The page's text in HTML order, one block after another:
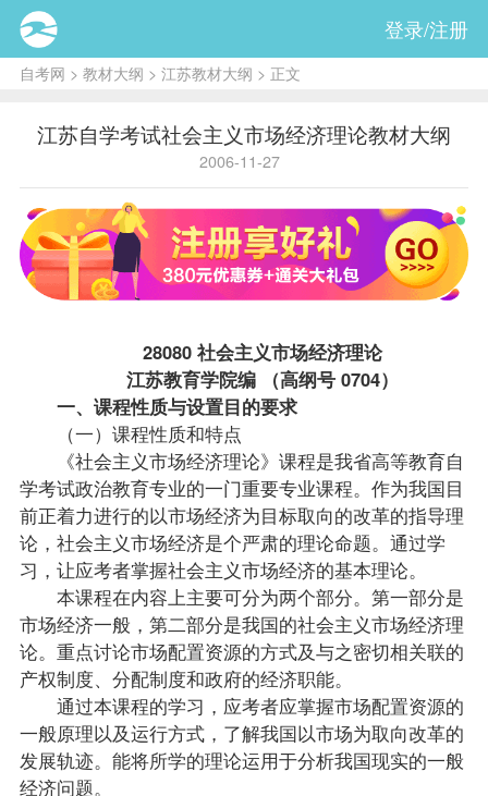
登录/注册
自考网 > 教材大纲 > 江苏教材大纲 > 正文
江苏自学考试社会主义市场经济理论教材大纲
2006-11-27
28080 社会主义市场经济理论
江苏教育学院编 （高纲号 0704）
一、 课程性质与设置目的要求
（一）课程性质和特点
《社会主义市场经济理论》课程是我省高等教育自
学考试政治教育专业的一门重要专业课程。作为我国目
前正着力进行的以市场经济为目标取向的改革的指导理
论，社会主义市场经济是个严肃的理论命题。通过学
习，让应考者掌握社会主义市场经济的基本理论。
本课程在内容上主要可分为两个部分。第一部分是
市场经济一般，第二部分是我国的社会主义市场经济理
论。重点讨论市场配置资源的方式及与之密切相关联的
产权制度、分配制度和政府的经济职能。
通过本课程的学习，应考者应掌握市场配置资源的
一般原理以及运行方式，了解我国以市场为取向改革的
发展轨迹。能将所学的理论运用于分析我国现实的一般
经济问题。